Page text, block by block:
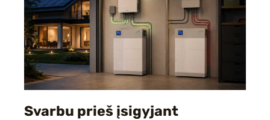
Svarbu prieš įsigyjant